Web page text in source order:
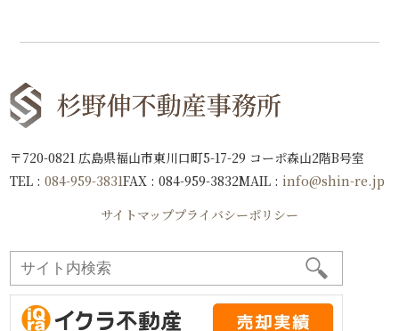
〒720-0821 広島県福山市東川口町5-17-29 コーポ森山2階B号室
TEL :084-959-3831FAX : 084-959-3832MAIL : info@shin-re.jp
サイトマッププライバシーポリシー